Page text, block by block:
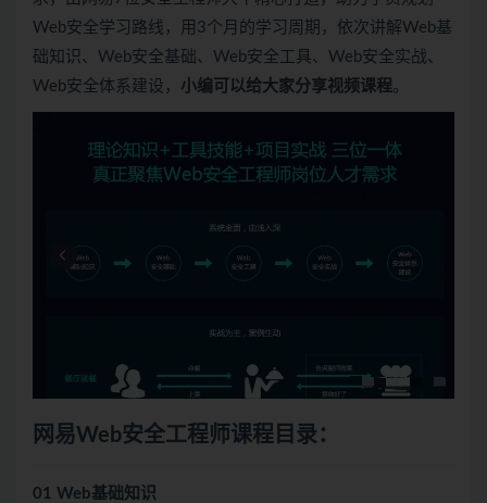
Web安全学习路线，用3个月的学习周期，依次讲解Web基
础知识、Web安全基础、Web安全工具、Web安全实战、
Web安全体系建设， 小编可以给大家分享视频课程。
网易Web安全工程师课程目录：
01 Web基础知识